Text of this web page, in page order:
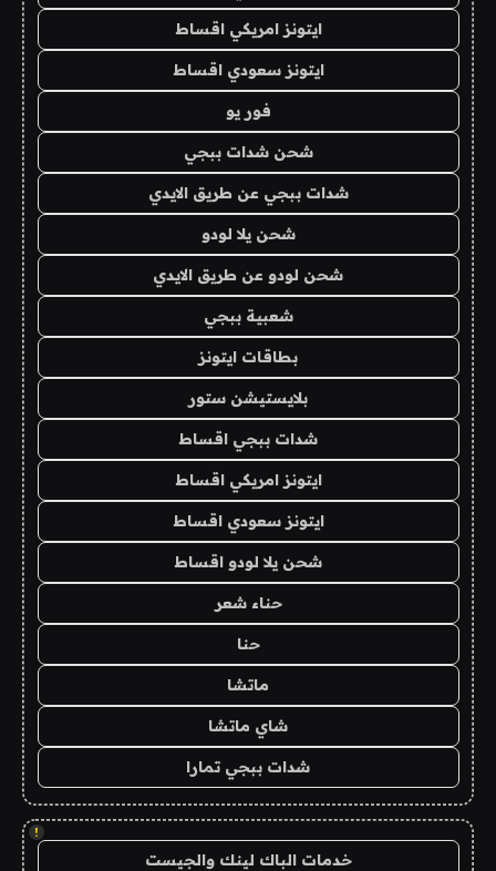
ايتونز امريكي اقساط
ايتونز سعودي اقساط
فور يو
شحن شدات ببجي
شدات ببجي عن طريق الايدي
شحن يلا لودو
شحن لودو عن طريق الايدي
شعبية ببجي
بطاقات ايتونز
بلايستيشن ستور
شدات ببجي اقساط
ايتونز امريكي اقساط
ايتونز سعودي اقساط
شحن يلا لودو اقساط
حناء شعر
حنا
ماتشا
شاي ماتشا
شدات ببجي تمارا
!
خدمات الباك لينك والجيست